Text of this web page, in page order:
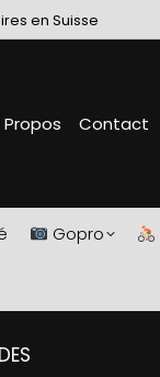
en Suisse
Propos Contact
Gopro